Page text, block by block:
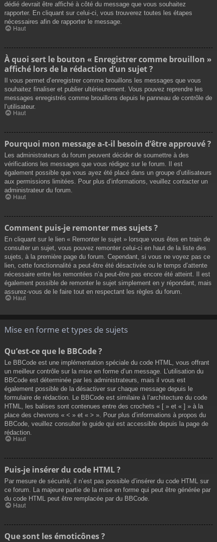
dédié devrait être affiché à côté du message que vous souhaitez
rapporter. En cliquant sur celui-ci, vous trouverez toutes les étapes
nécessaires afin de rapporter le message.
Haut
À quoi sert le bouton « Enregistrer comme brouillon »
affiché lors de la rédaction d’un sujet ?
Il vous permet d’enregistrer comme brouillons les messages que vous
souhaitez finaliser et publier ultérieurement. Vous pouvez reprendre les
messages enregistrés comme brouillons depuis le panneau de contrôle de
l’utilisateur.
Haut
Pourquoi mon message a-t-il besoin d’être approuvé ?
Les administrateurs du forum peuvent décider de soumettre à des
vérifications les messages que vous rédigez sur le forum. Il est
également possible que vous ayez été placé dans un groupe d’utilisateurs
aux permissions limitées. Pour plus d’informations, veuillez contacter un
administrateur du forum.
Haut
Comment puis-je remonter mes sujets ?
En cliquant sur le lien « Remonter le sujet » lorsque vous êtes en train de
consulter un sujet, vous pouvez remonter celui-ci en haut de la liste des
sujets, à la première page du forum. Cependant, si vous ne voyez pas ce
lien, cette fonctionnalité a peut-être été désactivée ou le temps d’attente
nécessaire entre les remontées n’a peut-être pas encore été atteint. Il est
également possible de remonter le sujet simplement en y répondant, mais
assurez-vous de le faire tout en respectant les règles du forum.
Haut
Mise en forme et types de sujets
Qu’est-ce que le BBCode ?
Le BBCode est une implémentation spéciale du code HTML, vous offrant
un meilleur contrôle sur la mise en forme d’un message. L’utilisation du
BBCode est déterminée par les administrateurs, mais il vous est
également possible de la désactiver sur chaque message depuis le
formulaire de rédaction. Le BBCode est similaire à l’architecture du code
HTML, les balises sont contenues entre des crochets « [ » et « ] » à la
place des chevrons « < » et « > ». Pour plus d’informations à propos du
BBCode, veuillez consulter le guide qui est accessible depuis la page de
rédaction.
Haut
Puis-je insérer du code HTML ?
Par mesure de sécurité, il n’est pas possible d’insérer du code HTML sur
ce forum. La majeure partie de la mise en forme qui peut être générée par
du code HTML peut être remplacée par du BBCode.
Haut
Que sont les émoticônes ?